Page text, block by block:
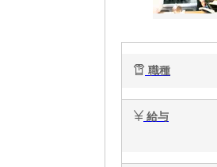
職種
給与